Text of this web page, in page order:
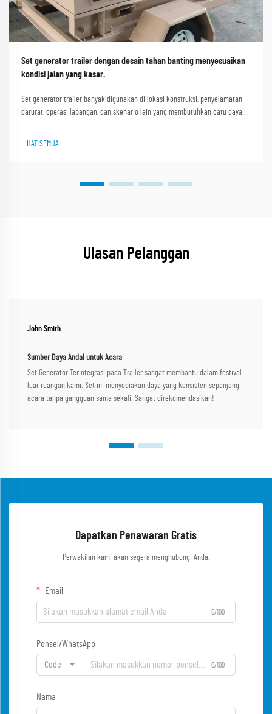
Set generator trailer dengan desain tahan banting menyesuaikan
kondisi jalan yang kasar.
Set generator trailer banyak digunakan di lokasi konstruksi, penyelamatan
darurat, operasi lapangan, dan skenario lain yang membutuhkan catu daya
LIHAT SEMUA
Ulasan Pelanggan
John Smith
Sumber Daya Andal untuk Acara
Set Generator Terintegrasi pada Trailer sangat membantu dalam festival
luar ruangan kami. Set ini menyediakan daya yang konsisten sepanjang
acara tanpa gangguan sama sekali. Sangat direkomendasikan!
Dapatkan Penawaran Gratis
Perwakilan kami akan segera menghubungi Anda.
Email
0/100
Ponsel/WhatsApp
Code 0/100
Nama